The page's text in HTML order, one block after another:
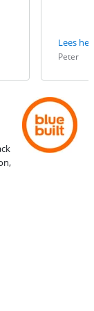
Lees
Peter
Datum: